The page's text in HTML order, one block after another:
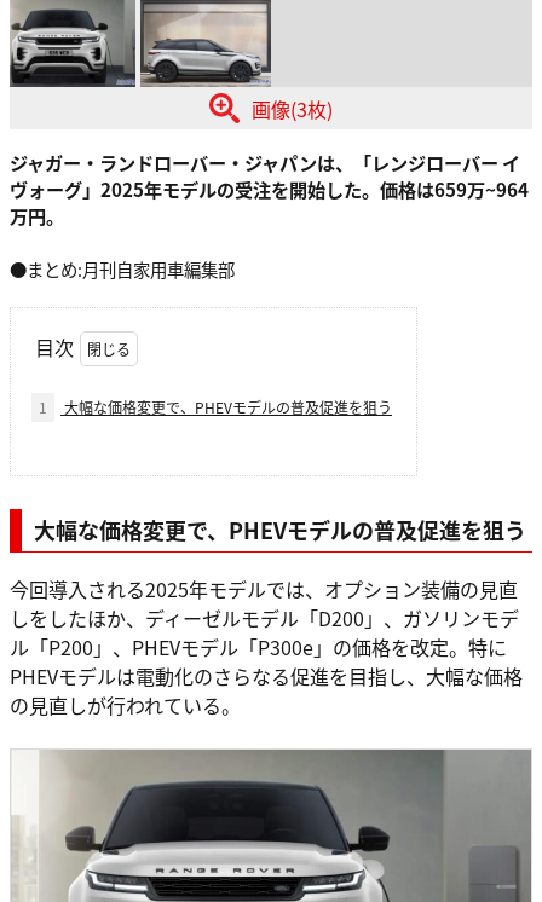
画像(3枚)
ジャガー・ランドローバー・ジャパンは、「レンジローバー イ
ヴォーグ」2025年モデルの受注を開始した。価格は659万~964
万円。
●まとめ:月刊自家用車編集部
目次
1 大幅な価格変更で、PHEVモデルの普及促進を狙う
大幅な価格変更で、PHEVモデルの普及促進を狙う
今回導入される2025年モデルでは、オプション装備の見直
しをしたほか、ディーゼルモデル「D200」、ガソリンモデ
ル「P200」、PHEVモデル「P300e」の価格を改定。特に
PHEVモデルは電動化のさらなる促進を目指し、大幅な価格
の見直しが行われている。